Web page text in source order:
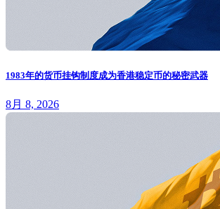
1983年的货币挂钩制度成为香港稳定币的秘密武器
8月 8, 2026